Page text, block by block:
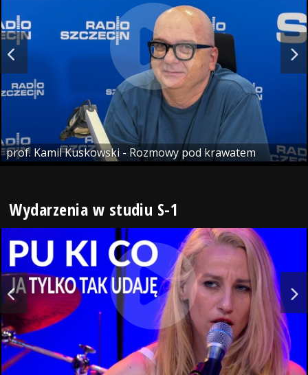
prof. Kamil Kuskowski - Rozmowy pod krawatem
Wydarzenia w studiu S-1